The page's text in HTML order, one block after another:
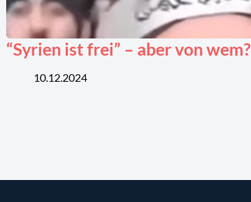
“Syrien ist frei” – aber von wem?
10.12.2024